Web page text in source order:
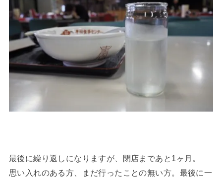
最後に繰り返しになりますが、閉店まであと1ヶ月。
思い入れのある方、まだ行ったことの無い方。最後に一